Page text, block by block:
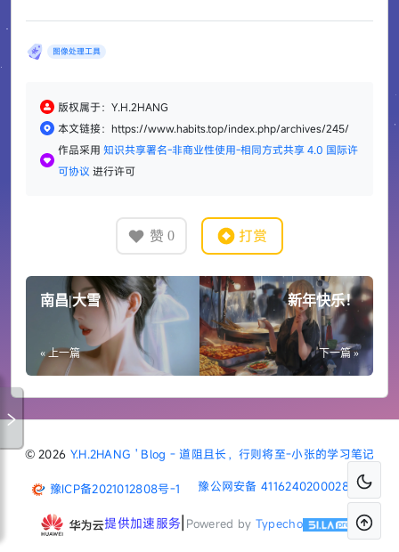
图像处理工具
版权属于：Y.H.2HANG
本文链接：https://www.habits.top/index.php/archives/245/
作品采用 知识共享署名-非商业性使用-相同方式共享 4.0 国际许
可协议 进行许可
赞 0 打赏
南昌|大雪
« 上一篇
新年快乐！
下一篇 »
© 2026 Y.H.2HANG ' Blog - 道阻且长，行则将至-小张的学习笔记
豫ICP备2021012808号-1 豫公网安备 41162402000287号
提供加速服务| Powered by Typecho